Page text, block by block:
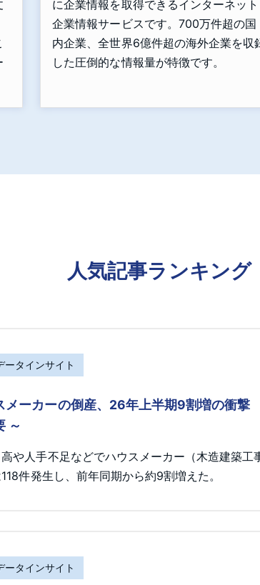
に企業情報を取得できるインターネット
企業情報サービスです。700万件超の国
内企業、全世界6億件超の海外企業を収
した圧倒的な情報量が特徴です。
人気記事ランキング
ータインサイト
メーカーの倒産、26年上半期9割増の衝
～
高や人手不足などでハウスメーカー（木造建築
件発生し、前年同期から約9割増えた。
ータインサイト